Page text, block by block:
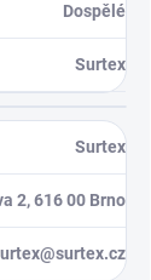
Dospělé
Surtex
Surtex
2, 616 00 Brno